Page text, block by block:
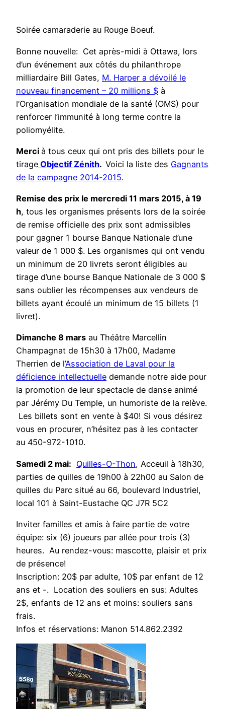
Soirée camaraderie au Rouge Boeuf.
Bonne nouvelle: Cet après-midi à Ottawa, lors
d’un événement aux côtés du philanthrope
milliardaire Bill Gates, M. Harper a dévoilé le
nouveau financement – 20 millions $ à
l’Organisation mondiale de la santé (OMS) pour
renforcer l’immunité à long terme contre la
poliomyélite.
Merci à tous ceux qui ont pris des billets pour le
tirage Objectif Zénith. Voici la liste des Gagnants
de la campagne 2014-2015​.
Remise des prix le mercredi 11 mars 2015, à 19
h, tous les organismes présents lors de la soirée
de remise officielle des prix sont admissibles
pour gagner 1 bourse Banque Nationale d’une
valeur de 1 000 $. Les organismes qui ont vendu
un minimum de 20 livrets seront éligibles au
tirage d’une bourse Banque Nationale de 3 000 $
sans oublier les récompenses aux vendeurs de
billets ayant écoulé un minimum de 15 billets (1
livret).
Dimanche 8 mars au Théâtre Marcellin
Champagnat de 15h30 à 17h00, Madame
Therrien de l’Association de Laval pour la
déficience intellectuelle demande notre aide pour
la promotion de leur spectacle de danse animé
par Jérémy Du Temple, un humoriste de la relève.
Les billets sont en vente à $40! Si vous désirez
vous en procurer, n’hésitez pas à les contacter
au 450-972-1010.
Samedi 2 mai: Quilles-O-Thon, Acceuil à 18h30,
parties de quilles de 19h00 à 22h00 au Salon de
quilles du Parc situé au 66, boulevard Industriel,
local 101 à Saint-Eustache QC J7R 5C2
Inviter familles et amis à faire partie de votre
équipe: six (6) joueurs par allée pour trois (3)
heures. Au rendez-vous: mascotte, plaisir et prix
de présence!
Inscription: 20$ par adulte, 10$ par enfant de 12
ans et -. Location des souliers en sus: Adultes
2$, enfants de 12 ans et moins: souliers sans
frais.
Infos et réservations: Manon 514.862.2392